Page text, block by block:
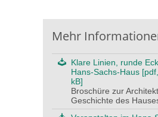
Mehr
Klare Linien, runde
Hans-Sachs-Haus
kB]
Broschüre zur
Geschichte des